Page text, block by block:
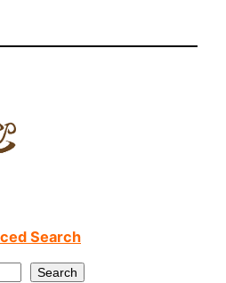
Search
Search